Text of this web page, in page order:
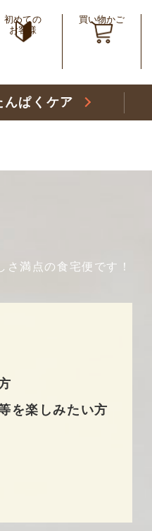
初めての
お客様
買い物かご
んぱくケア
満点の食宅便です！
を楽しみたい方